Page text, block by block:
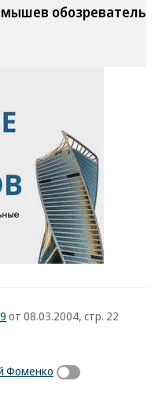
обозреватель
от 08.03.2004, стр. 22
Фоменко